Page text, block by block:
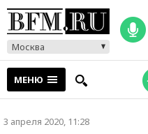
Москва
МЕНЮ
3 апреля 2020, 11:28